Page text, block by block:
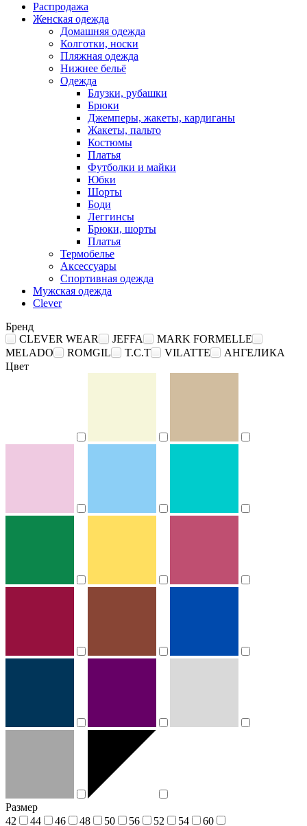
Распродажа
Женская одежда
Домашняя одежда
Колготки, носки
Пляжная одежда
Нижнее бельё
Одежда
Блузки, рубашки
Брюки
Джемперы, жакеты, кардиганы
Жакеты, пальто
Костюмы
Платья
Футболки и майки
Юбки
Шорты
Боди
Леггинсы
Брюки, шорты
Платья
Термобелье
Аксессуары
Спортивная одежда
Мужская одежда
Clever
Бренд
CLEVER WEAR
JEFFA
MARK FORMELLE
MELADO
ROMGIL T.C.T VILATTE
АНГЕЛИКА
Цвет
Размер
42
44 46 48 50 56 52 54 60